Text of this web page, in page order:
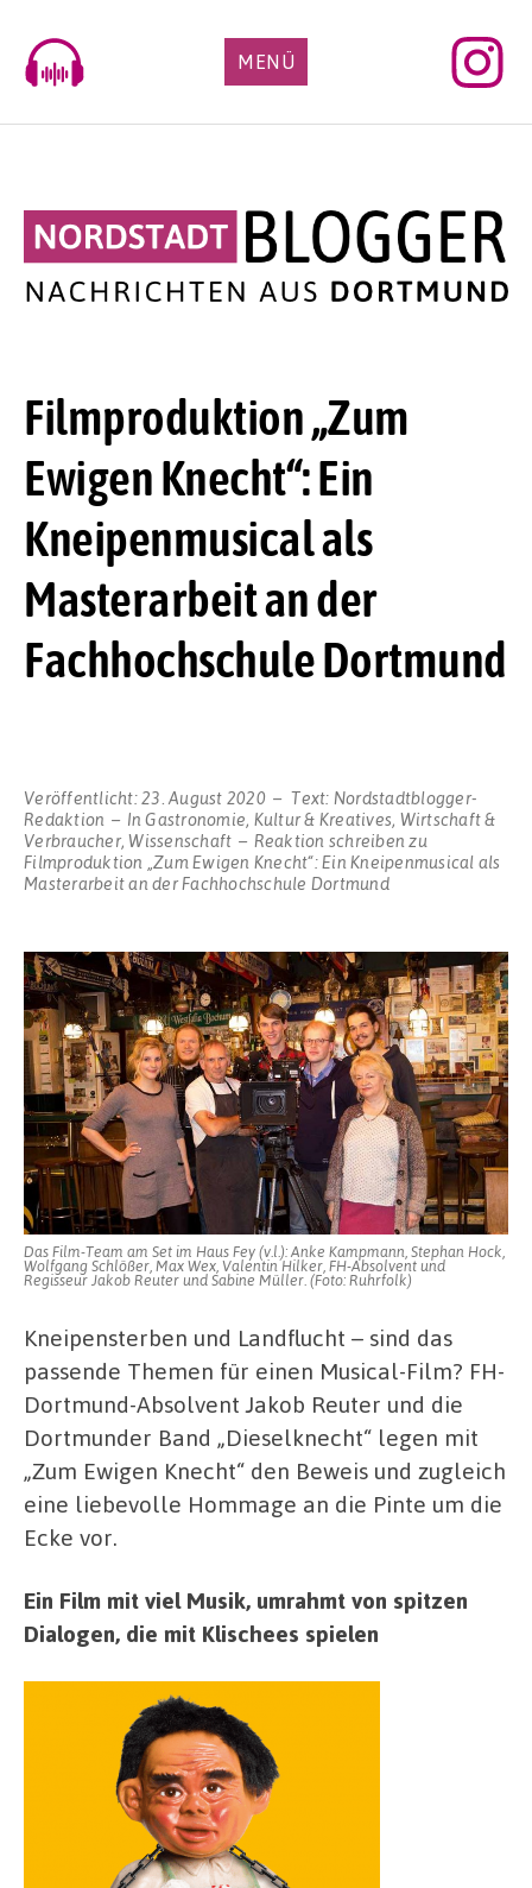
content
MENÜ
Filmproduktion „Zum
Ewigen Knecht“: Ein
Kneipenmusical als
Masterarbeit an der
Fachhochschule Dortmund
Veröffentlicht:23. August 2020 Text: Nordstadtblogger-
Redaktion
InGastronomie, Kultur & Kreatives, Wirtschaft &
Verbraucher,Wissenschaft Reaktion schreiben zu
Filmproduktion „Zum Ewigen Knecht“: Ein Kneipenmusical als
Masterarbeit an der Fachhochschule Dortmund
Das Film-Team am Set im Haus Fey (v.l.): Anke Kampmann, Stephan Hock,
Wolfgang Schlößer, Max Wex, Valentin Hilker, FH-Absolvent und
Regisseur Jakob Reuter und Sabine Müller. (Foto: Ruhrfolk)
Kneipensterben und Landflucht – sind das
passende Themen für einen Musical-Film? FH-
Dortmund-Absolvent Jakob Reuter und die
Dortmunder Band „Dieselknecht“ legen mit
„Zum Ewigen Knecht“ den Beweis und zugleich
eine liebevolle Hommage an die Pinte um die
Ecke vor.
Ein Film mit viel Musik, umrahmt von spitzen
Dialogen, die mit Klischees spielen